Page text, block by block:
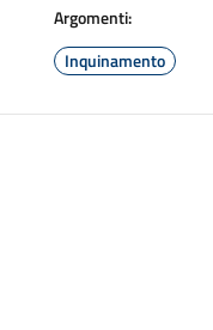
Argomenti:
Inquinamento